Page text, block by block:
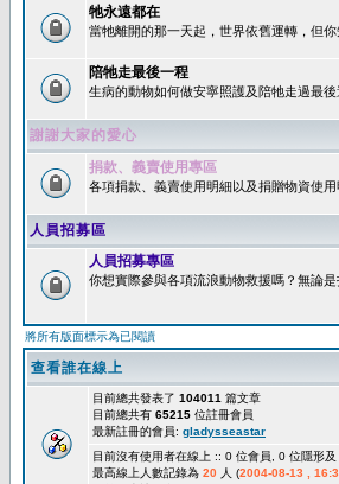
牠永遠都在
當牠離開的那一天起，世界依舊運轉，但
陪牠走最後一程
生病的動物如何做安寧照護及陪牠走過最
謝謝大家的愛心
捐款、義賣使用專區
各項捐款、義賣使用明細以及捐贈物資使用
人員招募區
人員招募專區
你想實際參與各項流浪動物救援嗎？無論
將所有版面標示為已閱讀
查看誰在線上
目前總共發表了 104011 篇文章
目前總共有 65215 位註冊會員
最新註冊的會員: gladysseastar
目前沒有使用者在線上 :: 0 位會員, 0 位隱形
最高線上人數記錄為 20 人 (2004-08-13 ,